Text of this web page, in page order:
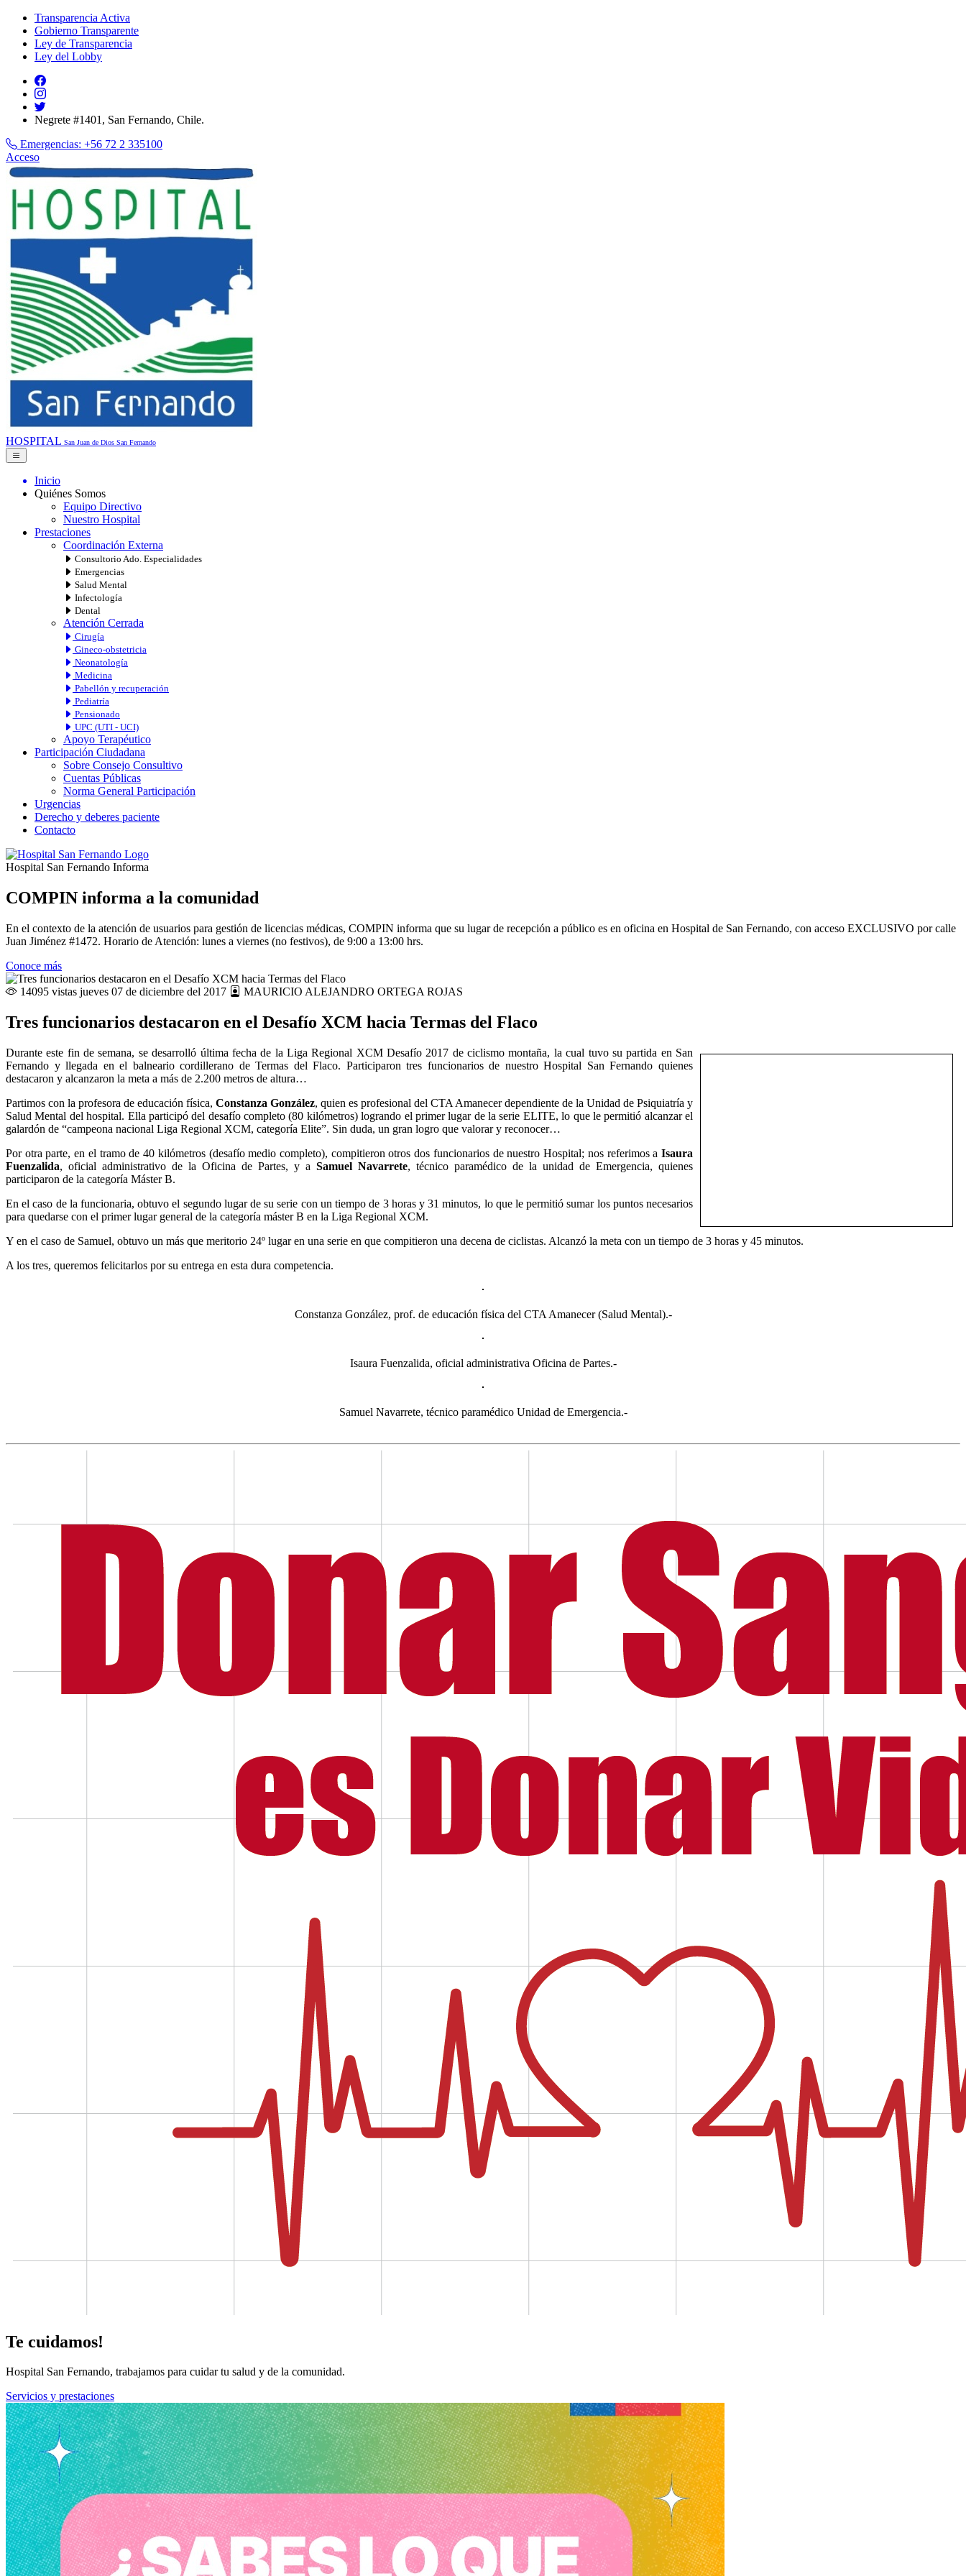
Transparencia Activa
Gobierno Transparente
Ley de Transparencia
Ley del Lobby
Negrete #1401, San Fernando, Chile.
Emergencias: +56 72 2 335100
Acceso
HOSPITAL San Juan de Dios San Fernando
Inicio
Quiénes Somos
Equipo Directivo
Nuestro Hospital
Prestaciones
Coordinación Externa
Consultorio Ado. Especialidades
Emergencias
Salud Mental
Infectología
Dental
Atención Cerrada
Cirugía
Gineco-obstetricia
Neonatología
Medicina
Pabellón y recuperación
Pediatría
Pensionado
UPC (UTI - UCI)
Apoyo Terapéutico
Participación Ciudadana
Sobre Consejo Consultivo
Cuentas Públicas
Norma General Participación
Urgencias
Derecho y deberes paciente
Contacto
Hospital San Fernando Informa
COMPIN informa a la comunidad
En el contexto de la atención de usuarios para gestión de licencias médicas, COMPIN informa que su lugar de recepción a público es en oficina en Hospital de San Fernando, con acceso EXCLUSIVO por calle
Juan Jiménez #1472. Horario de Atención: lunes a viernes (no festivos), de 9:00 a 13:00 hrs.
Conoce más
14095 vistas jueves 07 de diciembre del 2017 MAURICIO ALEJANDRO ORTEGA ROJAS
Tres funcionarios destacaron en el Desafío XCM hacia Termas del Flaco
Durante este fin de semana, se desarrolló última fecha de la Liga Regional XCM Desafío 2017 de ciclismo montaña, la cual tuvo su partida en San
Fernando y llegada en el balneario cordillerano de Termas del Flaco. Participaron tres funcionarios de nuestro Hospital San Fernando quienes
destacaron y alcanzaron la meta a más de 2.200 metros de altura…
Partimos con la profesora de educación física, Constanza González, quien es profesional del CTA Amanecer dependiente de la Unidad de Psiquiatría y
Salud Mental del hospital. Ella participó del desafío completo (80 kilómetros) logrando el primer lugar de la serie ELITE, lo que le permitió alcanzar el
galardón de “campeona nacional Liga Regional XCM, categoría Elite”. Sin duda, un gran logro que valorar y reconocer…
Por otra parte, en el tramo de 40 kilómetros (desafío medio completo), compitieron otros dos funcionarios de nuestro Hospital; nos referimos a Isaura
Fuenzalida, oficial administrativo de la Oficina de Partes, y a Samuel Navarrete, técnico paramédico de la unidad de Emergencia, quienes
participaron de la categoría Máster B.
En el caso de la funcionaria, obtuvo el segundo lugar de su serie con un tiempo de 3 horas y 31 minutos, lo que le permitió sumar los puntos necesarios
para quedarse con el primer lugar general de la categoría máster B en la Liga Regional XCM.
Y en el caso de Samuel, obtuvo un más que meritorio 24º lugar en una serie en que compitieron una decena de ciclistas. Alcanzó la meta con un tiempo de 3 horas y 45 minutos.
A los tres, queremos felicitarlos por su entrega en esta dura competencia.
Constanza González, prof. de educación física del CTA Amanecer (Salud Mental).-
Isaura Fuenzalida, oficial administrativa Oficina de Partes.-
Samuel Navarrete, técnico paramédico Unidad de Emergencia.-
Te cuidamos!
Hospital San Fernando, trabajamos para cuidar tu salud y de la comunidad.
Servicios y prestaciones